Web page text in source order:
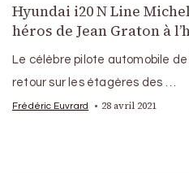
Hyundai i20 N Line
héros de Jean Graton à
Le célèbre pilote automobile
retour sur les étagères des …
Frédéric Euvrard 28 avril 2021